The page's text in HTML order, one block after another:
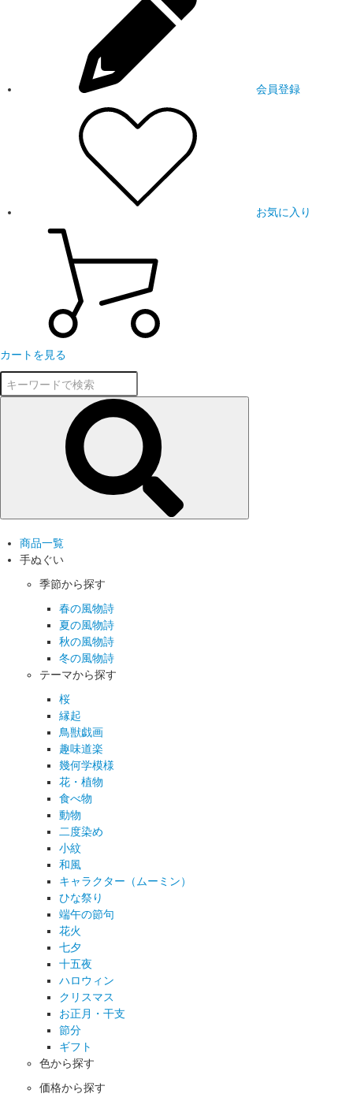
会員登録
お気に入り
カートを見る
商品一覧
手ぬぐい
季節から探す
春の風物詩
夏の風物詩
秋の風物詩
冬の風物詩
テーマから探す
桜
縁起
鳥獣戯画
趣味道楽
幾何学模様
花・植物
食べ物
動物
二度染め
小紋
和風
キャラクター（ムーミン）
ひな祭り
端午の節句
花火
七夕
十五夜
ハロウィン
クリスマス
お正月・干支
節分
ギフト
色から探す
価格から探す